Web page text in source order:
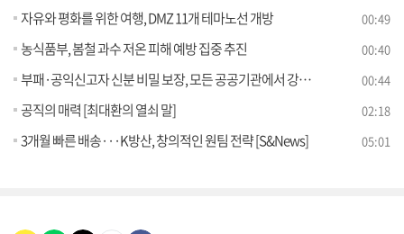
자유와 평화를 위한 여행, DMZ 11개 테마노선 개방 00:49
농식품부, 봄철 과수 저온 피해 예방 집중 추진 00:40
부패·공익신고자 신분 비밀 보장, 모든 공공기관에서 강화됩니다 00:44
공직의 매력 [최대환의 열쇠 말] 02:18
3개월 빠른 배송···K방산, 창의적인 원팀 전략 [S&News] 05:01